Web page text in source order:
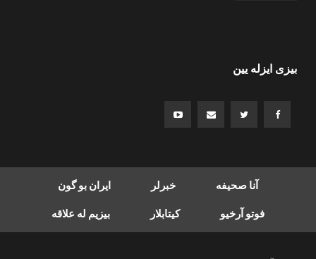
بیزی ایزله یین
آنا صحیفه خبرلر ایران بو گون
فوتو آرخیو کیتابلار بیزیم له علاقه